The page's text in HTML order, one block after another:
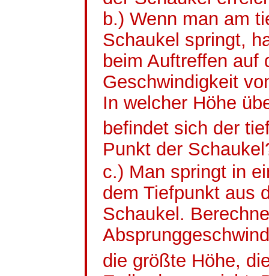
b.) Wenn man am
Schaukel springt,
beim Auftreffen auf
Geschwindigkeit
In welcher Höhe
befindet sich der
Punkt der
c.) Man springt in
dem Tiefpunkt aus
Schaukel.
die größte Höhe,